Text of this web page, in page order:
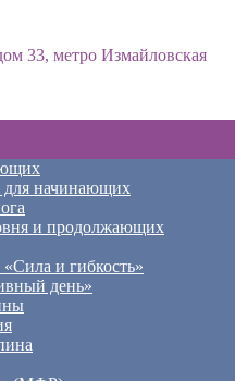
33, метро Измайловская
для начинающих
и продолжающих
и гибкость»
день»